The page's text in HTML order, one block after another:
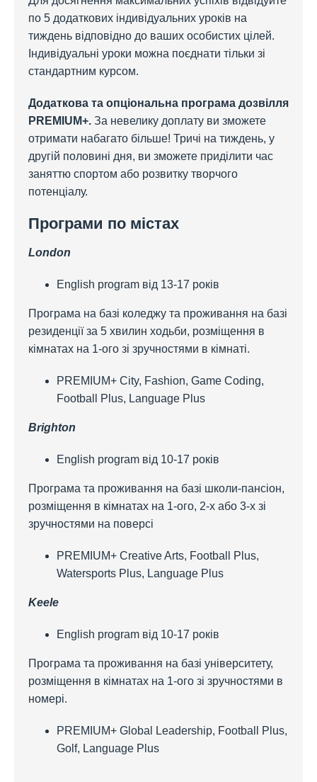
по 5 додаткових індивідуальних уроків на
тиждень відповідно до ваших особистих цілей.
Індивідуальні уроки можна поєднати тільки зі
стандартним курсом.
Додаткова та опціональна програма дозвілля
PREMIUM+. За невелику доплату ви зможете
отримати набагато більше! Тричі на тиждень, у
другій половині дня, ви зможете приділити час
заняттю спортом або розвитку творчого
потенціалу.
Програми по містах
London
English program від 13-17 років
Програма на базі коледжу та проживання на базі
резиденції за 5 хвилин ходьби, розміщення в
кімнатах на 1-ого зі зручностями в кімнаті.
PREMIUM+ City, Fashion, Game Coding,
Football Plus, Language Plus
Brighton
English program від 10-17 років
Програма та проживання на базі школи-пансіон,
розміщення в кімнатах на 1-ого, 2-х або 3-х зі
зручностями на поверсі
PREMIUM+ Creative Arts, Football Plus,
Watersports Plus, Language Plus
Keele
English program від 10-17 років
Програма та проживання на базі університету,
розміщення в кімнатах на 1-ого зі зручностями в
номері.
PREMIUM+ Global Leadership, Football Plus,
Golf, Language Plus